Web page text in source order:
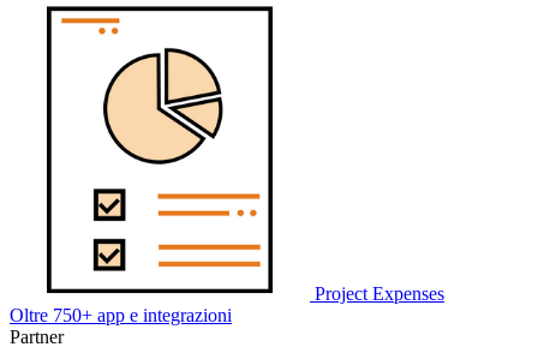
Project Expenses
Oltre 750+ app e integrazioni
Partner